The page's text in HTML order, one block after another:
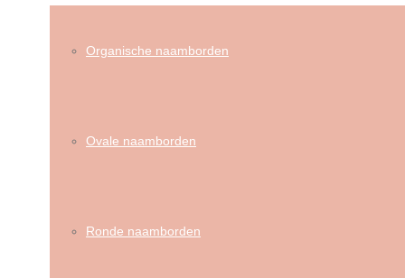
Organische naamborden
Ovale naamborden
Ronde naamborden